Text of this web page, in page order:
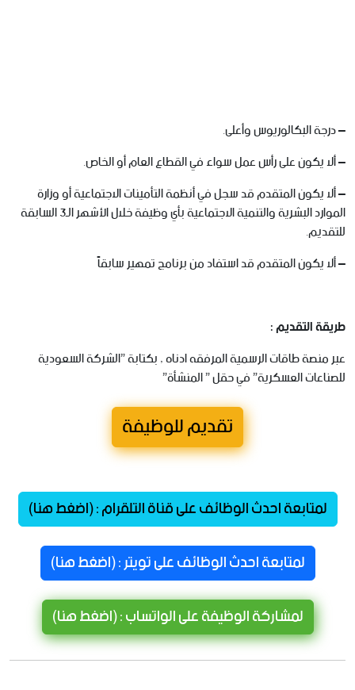
– درجة البكالوريوس وأعلى.
– ألا يكون على رأس عمل سواء في القطاع العام أو الخاص.
– ألا يكون المتقدم قد سجل في أنظمة التأمينات الاجتماعية أو وزارة
الموارد البشرية والتنمية الاجتماعية بأي وظيفة خلال الأشهر الـ3 السابقة
للتقديم.
– ألا يكون المتقدم قد استفاد من برنامج تمهير سابقاً
طريقة التقديم :
عبر منصة طاقات الرسمية المرفقه ادناه , بكتابة ”الشركة السعودية
للصناعات العسكرية” في حقل ” المنشأة”
تقديم للوظيفة
لمتابعة احدث الوظائف على قناة التلقرام : (اضغط هنا)
لمتابعة احدث الوظائف على تويتر : (اضغط هنا)
لمشاركة الوظيفة على الواتساب : (اضغط هنا)